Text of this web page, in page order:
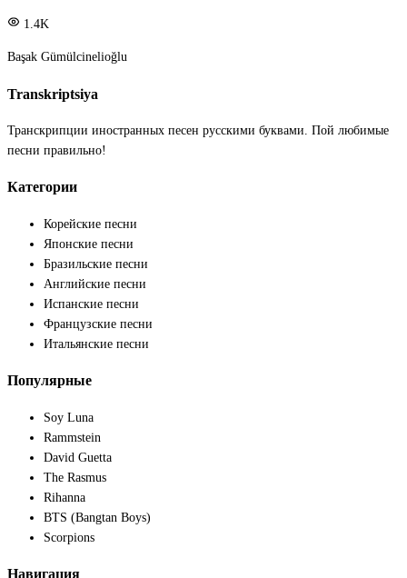
1.4K
Başak Gümülcinelioğlu
Transkriptsiya
Транскрипции иностранных песен русскими буквами. Пой любимые
песни правильно!
Категории
Корейские песни
Японские песни
Бразильские песни
Английские песни
Испанские песни
Французские песни
Итальянские песни
Популярные
Soy Luna
Rammstein
David Guetta
The Rasmus
Rihanna
BTS (Bangtan Boys)
Scorpions
Навигация